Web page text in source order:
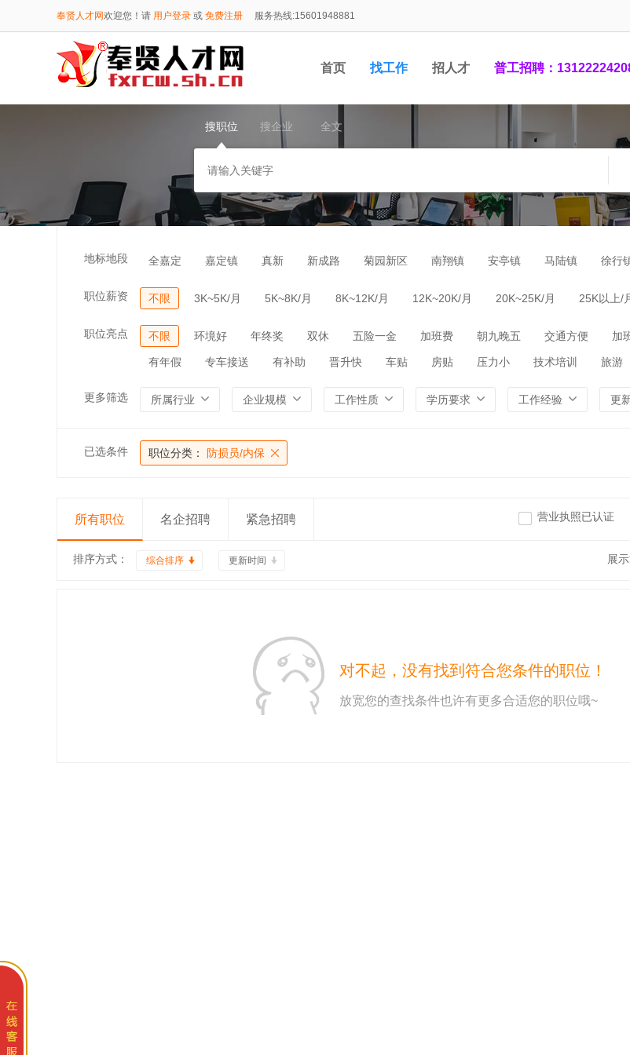
奉贤人才网欢迎您！请 用户登录 或 免费注册 服务热线:15601948881
首页 找工作 招人才 普工招聘：
搜职位 搜企业 全文
地标地段 全嘉定 嘉定镇 真新 新成路 菊园新区 南翔镇 安亭镇 马陆镇 徐行
职位薪资 不限 3K~5K/月 5K~8K/月 8K~12K/月 12K~20K/月 20K~25K/月 25K以上/
职位亮点 不限 环境好 年终奖 双休 五险一金 加班费 朝九晚五 交通方便 加
有年假 专车接送 有补助 晋升快 车贴 房贴 压力小 技术培训 旅游
更多筛选 所属行业 企业规模 工作性质 学历要求 工作经验 更
已选条件 职位分类： 防损员/内保
所有职位 名企招聘 紧急招聘 营业执照已认证
排序方式： 综合排序 更新时间 展
对不起，没有找到符合您条件的职位！
放宽您的查找条件也许有更多合适您的职位哦~